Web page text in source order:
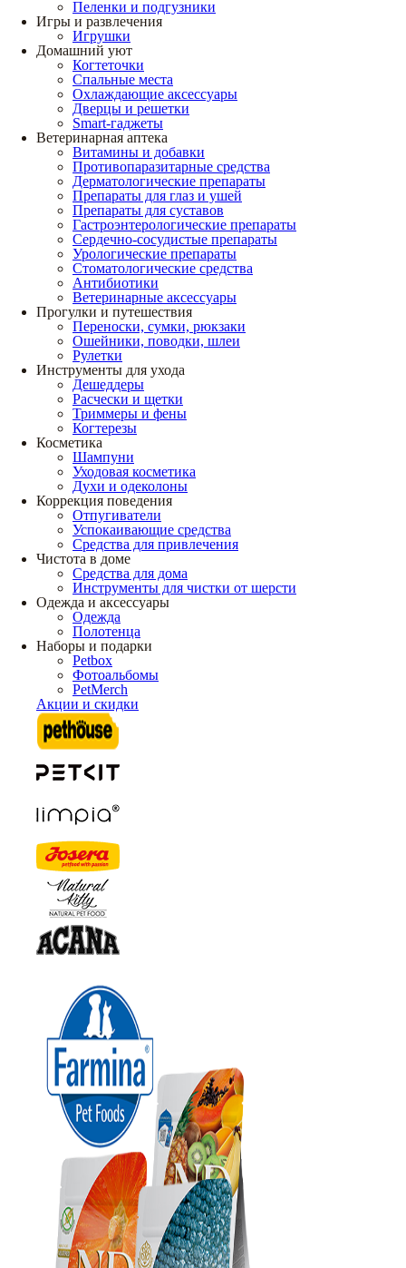
Пеленки и подгузники
Игры и развлечения
Игрушки
Домашний уют
Когтеточки
Спальные места
Охлаждающие аксессуары
Дверцы и решетки
Smart-гаджеты
Ветеринарная аптека
Витамины и добавки
Противопаразитарные средства
Дерматологические препараты
Препараты для глаз и ушей
Препараты для суставов
Гастроэнтерологические препараты
Сердечно-сосудистые препараты
Урологические препараты
Стоматологические средства
Антибиотики
Ветеринарные аксессуары
Прогулки и путешествия
Переноски, сумки, рюкзаки
Ошейники, поводки, шлеи
Рулетки
Инструменты для ухода
Дешеддеры
Расчески и щетки
Триммеры и фены
Когтерезы
Косметика
Шампуни
Уходовая косметика
Духи и одеколоны
Коррекция поведения
Отпугиватели
Успокаивающие средства
Средства для привлечения
Чистота в доме
Средства для дома
Инструменты для чистки от шерсти
Одежда и аксессуары
Одежда
Полотенца
Наборы и подарки
Petbox
Фотоальбомы
PetMerch
Акции и скидки